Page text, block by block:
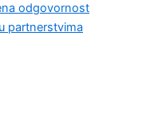
odgovornost
partnerstvima